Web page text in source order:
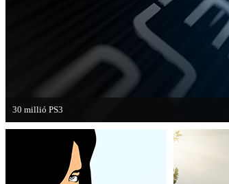
30 millió PS3
A PAL régióban a PS3 átlépte a 30 milliós eladott